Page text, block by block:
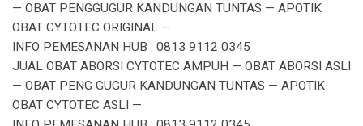
— OBAT PENGGUGUR KANDUNGAN TUNTAS — APOTIK
OBAT CYTOTEC ORIGINAL —
INFO PEMESANAN HUB : 0813 9112 0345
JUAL OBAT ABORSI CYTOTEC AMPUH — OBAT ABORSI ASLI
— OBAT PENG GUGUR KANDUNGAN TUNTAS — APOTIK
OBAT CYTOTEC ASLI —